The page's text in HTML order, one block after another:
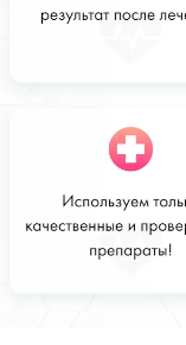
Стоимость
от 28 000